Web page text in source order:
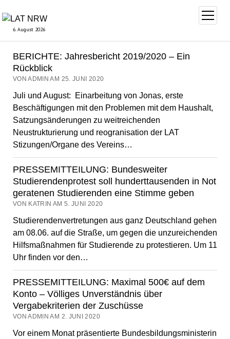
6. August 2026
Menü
öffnen
LAT
NRW
BERICHTE: Jahresbericht 2019/2020 – Ein
Rückblick
VON ADMIN AM 25. JUNI 2020
Juli und August: Einarbeitung von Jonas, erste
Beschäftigungen mit den Problemen mit dem Haushalt,
Satzungsänderungen zu weitreichenden
Neustrukturierung und reogranisation der LAT
Stizungen/Organe des Vereins…
PRESSEMITTEILUNG: Bundesweiter
Studierendenprotest soll hunderttausenden in Not
geratenen Studierenden eine Stimme geben
VON KATRIN AM 5. JUNI 2020
Studierendenvertretungen aus ganz Deutschland gehen
am 08.06. auf die Straße, um gegen die unzureichenden
Hilfsmaßnahmen für Studierende zu protestieren. Um 11
Uhr finden vor den…
PRESSEMITTEILUNG: Maximal 500€ auf dem
Konto – Völliges Unverständnis über
Vergabekriterien der Zuschüsse
VON ADMIN AM 2. JUNI 2020
Vor einem Monat präsentierte Bundesbildungsministerin